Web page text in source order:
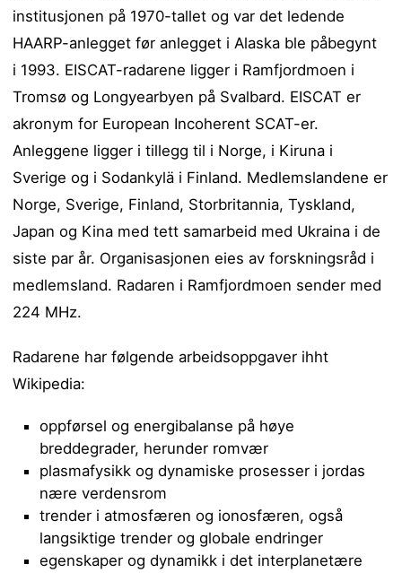
institusjonen på 1970-tallet og var det ledende
HAARP-anlegget før anlegget i Alaska ble påbegynt
i 1993. EISCAT-radarene ligger i Ramfjordmoen i
Tromsø og Longyearbyen på Svalbard. EISCAT er
akronym for European Incoherent SCAT-er.
Anleggene ligger i tillegg til i Norge, i Kiruna i
Sverige og i Sodankylä i Finland. Medlemslandene er
Norge, Sverige, Finland, Storbritannia, Tyskland,
Japan og Kina med tett samarbeid med Ukraina i de
siste par år. Organisasjonen eies av forskningsråd i
medlemsland. Radaren i Ramfjordmoen sender med
224 MHz.
Radarene har følgende arbeidsoppgaver ihht
Wikipedia:
oppførsel og energibalanse på høye
breddegrader, herunder romvær
plasmafysikk og dynamiske prosesser i jordas
nære verdensrom
trender i atmosfæren og ionosfæren, også
langsiktige trender og globale endringer
egenskaper og dynamikk i det interplanetære